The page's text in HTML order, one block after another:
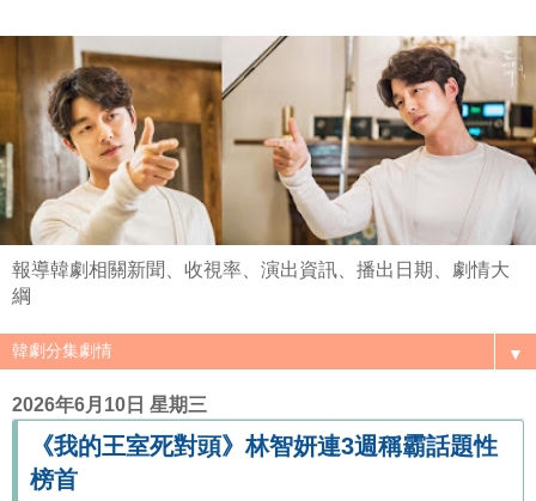
報導韓劇相關新聞、收視率、演出資訊、播出日期、劇情大
綱
▼
2026年6月10日 星期三
《我的王室死對頭》林智妍連3週稱霸話題性
榜首